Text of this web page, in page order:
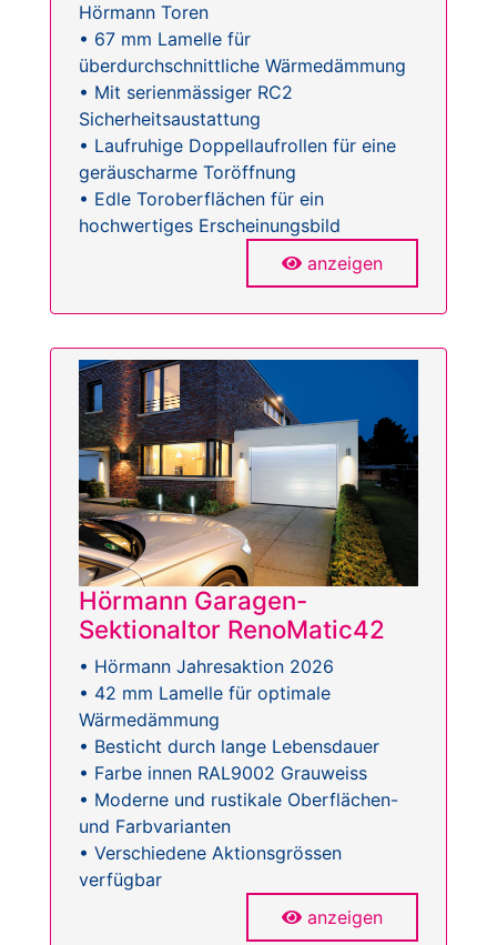
Hörmann Toren
• 67 mm Lamelle für
überdurchschnittliche Wärmedämmung
• Mit serienmässiger RC2
Sicherheitsaustattung
• Laufruhige Doppellaufrollen für eine
geräuscharme Toröffnung
• Edle Toroberflächen für ein
hochwertiges Erscheinungsbild
anzeigen
Hörmann Garagen-
Sektionaltor RenoMatic42
• Hörmann Jahresaktion 2026
• 42 mm Lamelle für optimale
Wärmedämmung
• Besticht durch lange Lebensdauer
• Farbe innen RAL9002 Grauweiss
• Moderne und rustikale Oberflächen-
und Farbvarianten
• Verschiedene Aktionsgrössen
verfügbar
anzeigen